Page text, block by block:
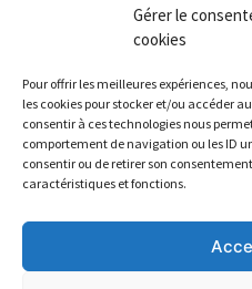
Gérer le
cookies
Pour offrir les meilleures expériences,
les cookies pour stocker et/ou accéder
consentir à ces technologies nous
comportement de navigation ou les ID
consentir ou de retirer son
caractéristiques et fonctions.
Saisissez votre adresse e-mail…